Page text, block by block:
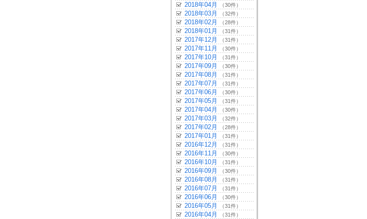
2018年04月 （30件）
2018年03月 （32件）
2018年02月 （28件）
2018年01月 （31件）
2017年12月 （31件）
2017年11月 （30件）
2017年10月 （31件）
2017年09月 （30件）
2017年08月 （31件）
2017年07月 （31件）
2017年06月 （30件）
2017年05月 （31件）
2017年04月 （30件）
2017年03月 （32件）
2017年02月 （28件）
2017年01月 （31件）
2016年12月 （31件）
2016年11月 （30件）
2016年10月 （31件）
2016年09月 （30件）
2016年08月 （31件）
2016年07月 （31件）
2016年06月 （30件）
2016年05月 （31件）
2016年04月 （31件）